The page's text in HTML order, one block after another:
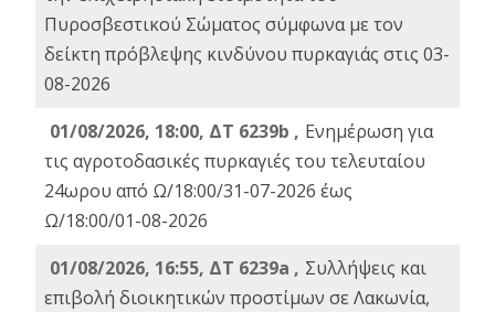
Πυροσβεστικού Σώματος σύμφωνα με τον
δείκτη πρόβλεψης κινδύνου πυρκαγιάς στις 03-
08-2026
01/08/2026, 18:00, ΔΤ 6239b , Ενημέρωση για
τις αγροτοδασικές πυρκαγιές του τελευταίου
24ωρου από Ω/18:00/31-07-2026 έως
Ω/18:00/01-08-2026
01/08/2026, 16:55, ΔΤ 6239a , Συλλήψεις και
επιβολή διοικητικών προστίμων σε Λακωνία,